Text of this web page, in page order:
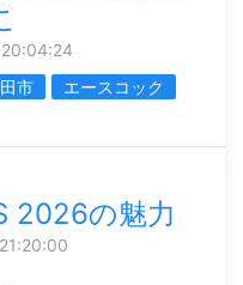
市
エースコック
2026の魅力